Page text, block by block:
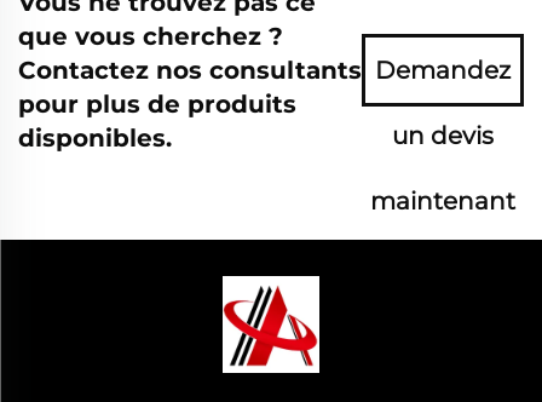
que vous cherchez ?
Contactez nos consultants
pour plus de produits
disponibles.
Demandez
un devis
maintenant